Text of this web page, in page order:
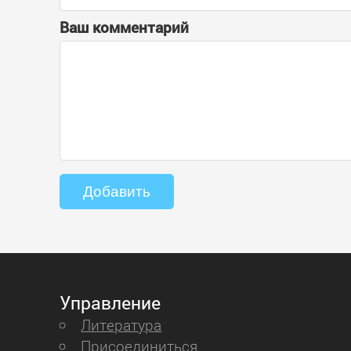
Ваш комментарий
Управление
Литература
Присоединиться